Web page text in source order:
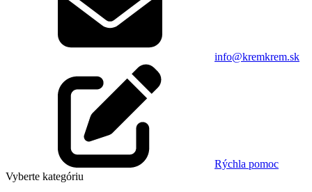
info@kremkrem.sk
Rýchla pomoc
Vyberte kategóriu